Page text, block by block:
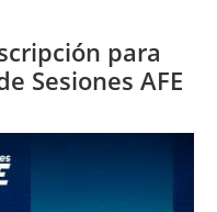
para
Sesiones AFE